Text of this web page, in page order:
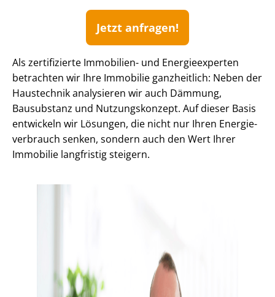
Jetzt anfragen!
Als zertifizierte Immobilien- und Energieexperten
betrachten wir Ihre Immobilie ganzheitlich: Neben der
Haustechnik analysieren wir auch Dämmung,
Bausubstanz und Nutzungskonzept. Auf dieser Basis
entwickeln wir Lösungen, die nicht nur Ihren En­er­gie­
ver­brauch senken, sondern auch den Wert Ihrer
Immobilie langfristig steigern.